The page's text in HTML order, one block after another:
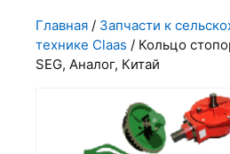
Главная / Запчасти к
технике Claas / Кольцо
SEG, Аналог, Китай